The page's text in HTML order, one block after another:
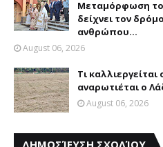
Μεταμόρφωση
δείχνει τον
ανθρώπου...
August 06, 2026
Τι
αναρωτιέται ο
August 06, 2026